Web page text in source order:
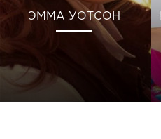
ЭММА УОТСОН